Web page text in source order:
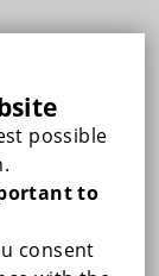
possible
to
consent